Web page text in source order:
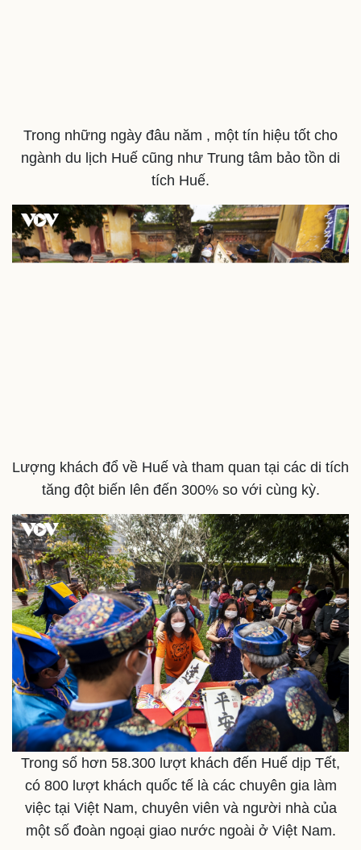
Cây thuốc
Sản phụ khoa
Nam khoa
Làm đẹp - giảm cân
Phòng mạch online
Ăn sạch sống khỏe
Blog
Tình yêu - Gia đình
Trong những ngày đâu năm , một tín hiệu tốt cho
ngành du lịch Huế cũng như Trung tâm bảo tồn di
tích Huế.
Lượng khách đổ về Huế và tham quan tại các di tích
tăng đột biến lên đến 300% so với cùng kỳ.
Trong số hơn 58.300 lượt khách đến Huế dịp Tết,
có 800 lượt khách quốc tế là các chuyên gia làm
việc tại Việt Nam, chuyên viên và người nhà của
một số đoàn ngoại giao nước ngoài ở Việt Nam.